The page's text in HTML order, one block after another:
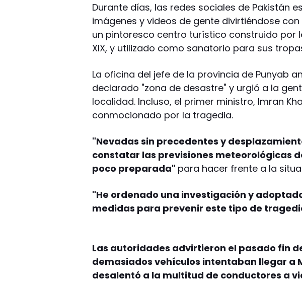
Durante días, las redes sociales de Pakistán
imágenes y videos de gente divirtiéndose
un pintoresco centro turístico construido por
XIX, y utilizado como sanatorio para sus
La oficina del jefe de la provincia de Punyab
declarado "zona de desastre" y urgió a la
localidad. Incluso, el primer ministro, Imran
conmocionado por la tragedia.
"Nevadas sin precedentes y
constatar las previsiones meteorológicas
poco preparada" para hacer frente a la
"He ordenado una investigación y
medidas para prevenir este tipo de
Las autoridades advirtieron el pasado fin
demasiados vehículos intentaban llegar a
desalentó a la multitud de conductores a